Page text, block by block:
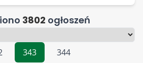
3802 ogłoszeń
343 344